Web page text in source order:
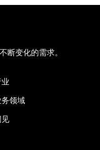
断变化的需求。
务领域